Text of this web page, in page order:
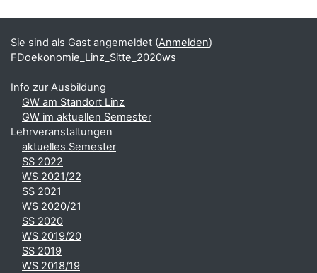
Ergänzungsblöcke
Sie sind als Gast angemeldet (Anmelden)
FDoekonomie_Linz_Sitte_2020ws
Info zur Ausbildung
GW am Standort Linz
GW im aktuellen Semester
Lehrveranstaltungen
aktuelles Semester
SS 2022
WS 2021/22
SS 2021
WS 2020/21
SS 2020
WS 2019/20
SS 2019
WS 2018/19